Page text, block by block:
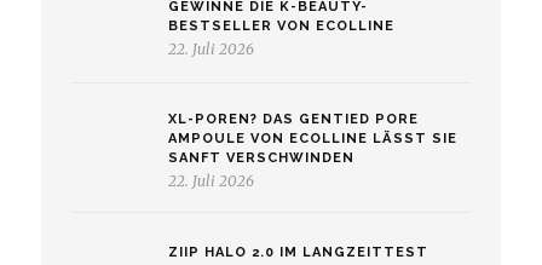
GEWINNE DIE K-BEAUTY-
BESTSELLER VON ECOLLINE
22. Juli 2026
XL-POREN? DAS GENTIED PORE
AMPOULE VON ECOLLINE LÄSST SIE
SANFT VERSCHWINDEN
22. Juli 2026
ZIIP HALO 2.0 IM LANGZEITTEST